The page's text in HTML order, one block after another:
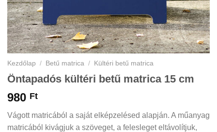
Kezdőlap / Betű matrica / Kültéri betű matrica
Öntapadós kültéri betű matrica 15 cm
980 Ft
Vágott matricából a saját elképzelésed alapján. A műanyag
matricából kivágjuk a szöveget, a felesleget eltávolítjuk,